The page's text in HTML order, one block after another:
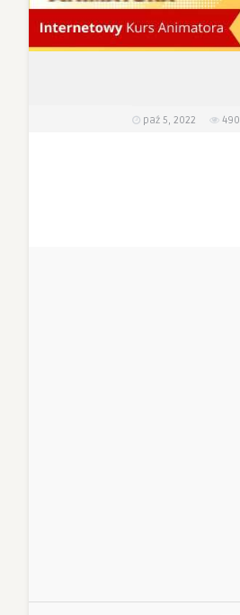
paź 5, 2022 490